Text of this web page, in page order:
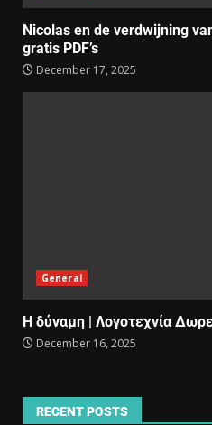
Nicolas en de verdwijning
gratis PDF’s
December 17, 2025
General
Η δύναμη | Λογοτεχνία
December 16, 2025
RECENT POSTS